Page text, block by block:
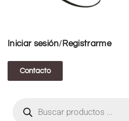
Iniciar sesión/ Registrarme
Contacto